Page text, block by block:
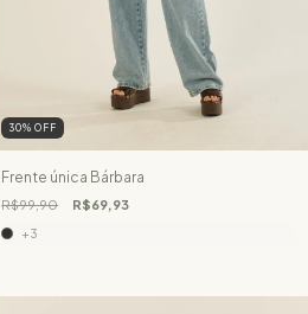
30%OFF
Frente única Bárbara
R$99,90 R$69,93
+3